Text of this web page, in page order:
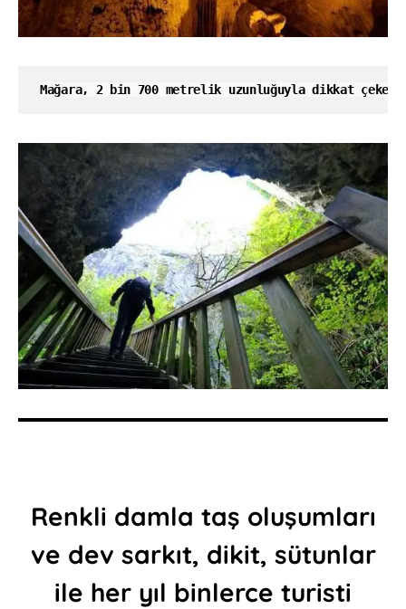
Mağara, 2 bin 700 metrelik uzunluğuyla dikkat
Renkli damla taş oluşumları
ve dev sarkıt, dikit, sütunlar
ile her yıl binlerce turisti